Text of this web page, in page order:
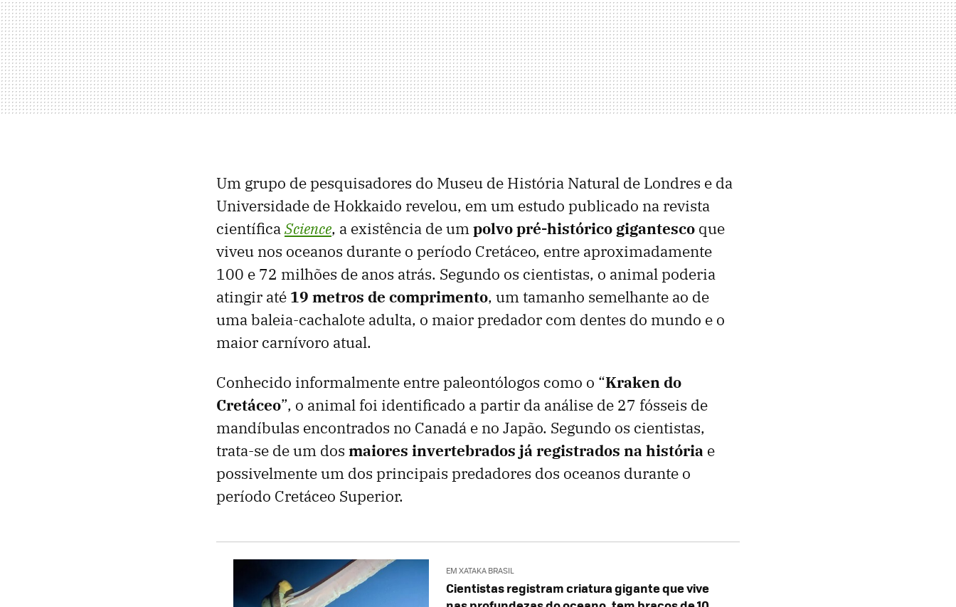
Um grupo de pesquisadores do Museu de História Natural de Londres e da
Universidade de Hokkaido revelou, em um estudo publicado na revista
científicaScience, a existência de umpolvo pré-histórico gigantesco que
viveu nos oceanos durante o período Cretáceo, entre aproximadamente
100 e 72 milhões de anos atrás. Segundo os cientistas, o animal poderia
atingir até 19 metros de comprimento, um tamanho semelhante ao de
uma baleia-cachalote adulta, o maior predador com dentes do mundo e o
maior carnívoro atual.
Conhecido informalmente entre paleontólogos como o “Kraken do
Cretáceo”, o animal foi identificado a partir da análise de 27 fósseis de
mandíbulas encontrados no Canadá e no Japão. Segundo os cientistas,
trata-se de um dos maiores invertebrados já registrados na história e
possivelmente um dos principais predadores dos oceanos durante o
período Cretáceo Superior.
EM XATAKA BRASIL
Cientistas registram criatura gigante que vive